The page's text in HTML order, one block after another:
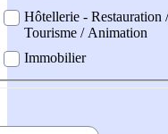
Hôtellerie - Restauration /
Tourisme / Animation
Immobilier